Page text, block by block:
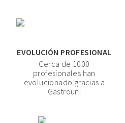
EVOLUCIÓN PROFESIONAL
Cerca de 1000
profesionales han
evolucionado gracias a
Gastrouni